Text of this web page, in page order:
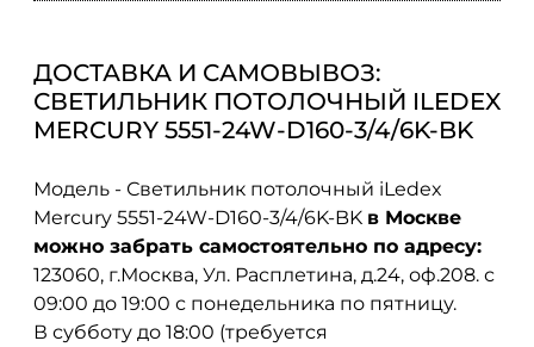
ДОСТАВКА И САМОВЫВОЗ:
СВЕТИЛЬНИК ПОТОЛОЧНЫЙ ILEDEX
MERCURY 5551-24W-D160-3/4/6K-BK
Модель - Светильник потолочный iLedex
Mercury 5551-24W-D160-3/4/6K-BK в Москве
можно забрать самостоятельно по адресу:
123060, г.Москва, Ул. Расплетина, д.24, оф.208. с
09:00 до 19:00 с понедельника по пятницу.
В субботу до 18:00 (требуется